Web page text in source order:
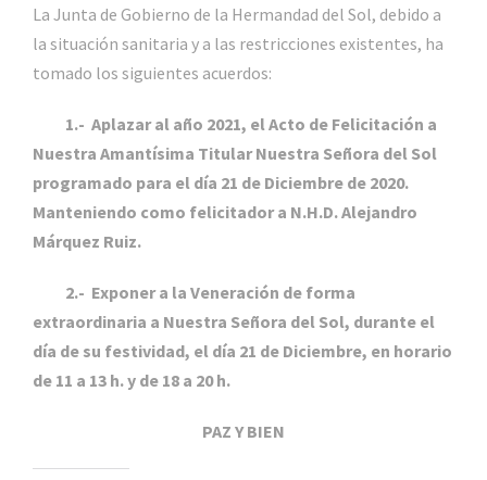
La Junta de Gobierno de la Hermandad del Sol, debido a
la situación sanitaria y a las restricciones existentes, ha
tomado los siguientes acuerdos:
1.- Aplazar al año 2021, el Acto de Felicitación a
Nuestra Amantísima Titular Nuestra Señora del Sol
programado para el día 21 de Diciembre de 2020.
Manteniendo como felicitador a N.H.D. Alejandro
Márquez Ruiz.
2.- Exponer a la Veneración de forma
extraordinaria a Nuestra Señora del Sol, durante el
día de su festividad, el día 21 de Diciembre, en horario
de 11 a 13 h. y de 18 a 20 h.
PAZ Y BIEN